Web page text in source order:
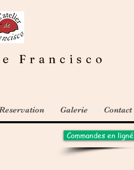
Francisco
Galerie Contact
Commandes en ligné